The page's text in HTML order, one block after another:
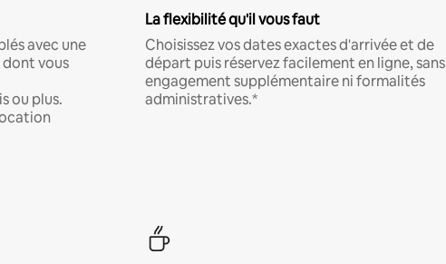
avec une
vous
ou plus.
La flexibilité qu'il vous faut
Choisissez vos dates exactes d'arrivée et de
départ puis réservez facilement en ligne, sans
engagement supplémentaire ni formalités
administratives.*